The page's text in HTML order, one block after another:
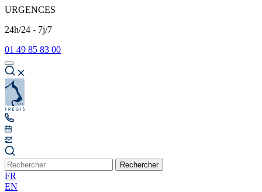
URGENCES
24h/24 - 7j/7
01 49 85 83 00
Rechercher
FR
EN